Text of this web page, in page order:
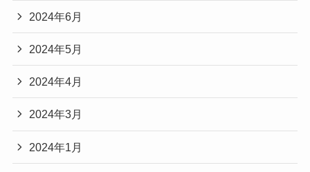
2024年6月
2024年5月
2024年4月
2024年3月
2024年1月